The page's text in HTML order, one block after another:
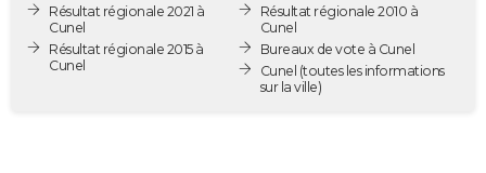
Destinations
City break
Voyage nature
Voyage de noces
Forum
PHOTO
GUIDES D'ACHAT
Résultat régionale 2021 à
Cunel
Résultat régionale 2015 à
Cunel
Résultat régionale 2010 à
Cunel
Bureaux de vote à Cunel
Cunel (toutes les informations
sur la ville)